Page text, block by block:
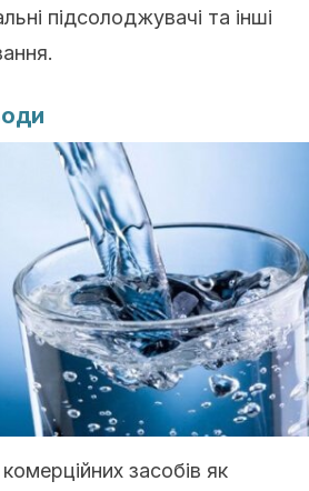
підсолоджувачі та інші
засобів як